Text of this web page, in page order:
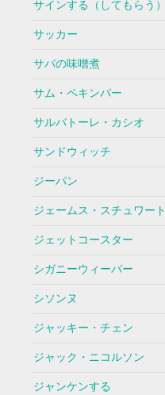
サインする（してもらう）
サッカー
サバの味噌煮
サム・ペキンパー
サルバトーレ・カシオ
サンドウィッチ
ジーパン
ジェームス・スチュワート
ジェットコースター
シガニーウィーバー
シソンヌ
ジャッキー・チェン
ジャック・ニコルソン
ジャンケンする